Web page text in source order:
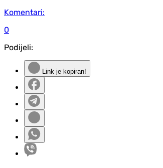
Komentari:
0
Podijeli:
Link je kopiran!